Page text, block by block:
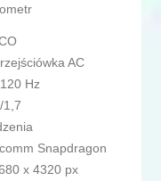
AC
Hz
1,7
Snapdragon
x 4320 px